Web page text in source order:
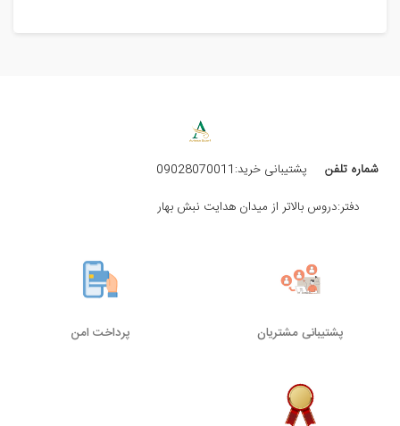
شماره تلفن
پشتیبانی خرید:09028070011
دفتر:دروس بالاتر از میدان هدایت نبش بهار
پشتیبانی مشتریان پرداخت امن